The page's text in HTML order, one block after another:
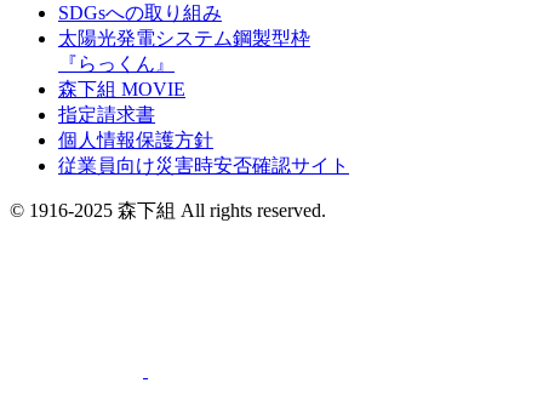
SDGsへの取り組み
太陽光発電システム鋼製型枠
『らっくん』
森下組 MOVIE
指定請求書
個人情報保護方針
従業員向け災害時安否確認サイト
© 1916-2025 森下組 All rights reserved.